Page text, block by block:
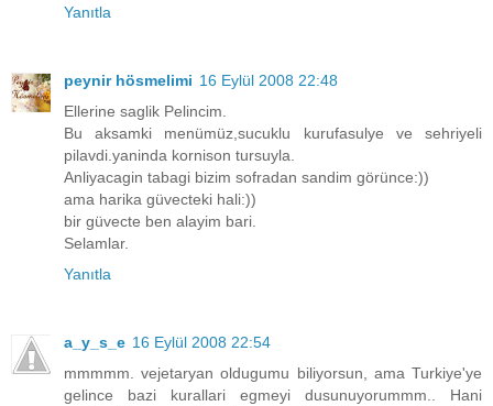
Yanıtla
peynir hösmelimi 16 Eylül 2008 22:48
Ellerine saglik Pelincim.
Bu aksamki menümüz,sucuklu kurufasulye ve sehriyeli
pilavdi.yaninda kornison tursuyla.
Anliyacagin tabagi bizim sofradan sandim görünce:))
ama harika güvecteki hali:))
bir güvecte ben alayim bari.
Selamlar.
Yanıtla
a_y_s_e 16 Eylül 2008 22:54
mmmmm. vejetaryan oldugumu biliyorsun, ama Turkiye'ye
gelince bazi kurallari egmeyi dusunuyorummm.. Hani